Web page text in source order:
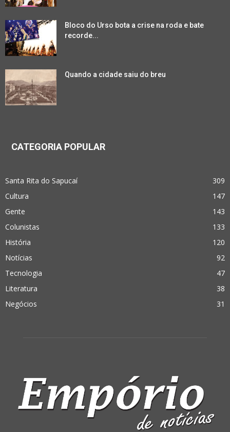
Bloco do Urso bota a crise na roda e bate
recorde...
Quando a cidade saiu do breu
CATEGORIA POPULAR
Santa Rita do Sapucaí
309
Cultura
147
Gente
143
Colunistas
133
História
120
Notícias
92
Tecnologia
47
Literatura
38
Negócios
31